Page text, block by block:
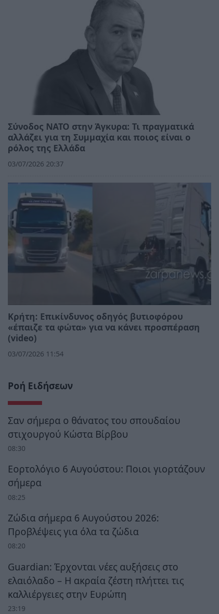
Σύνοδος ΝΑΤΟ στην Άγκυρα: Τι πραγματικά
αλλάζει για τη Συμμαχία και ποιος είναι ο
ρόλος της Ελλάδα
03/07/2026 20:37
Κρήτη: Επικίνδυνος οδηγός βυτιοφόρου
«έπαιζε τα φώτα» για να κάνει προσπέραση
(video)
03/07/2026 11:54
Ροή Ειδήσεων
Σαν σήμερα ο θάνατος του σπουδαίου
στιχουργού Κώστα Βίρβου
08:30
Εορτολόγιο 6 Αυγούστου: Ποιοι γιορτάζουν
σήμερα
08:25
Ζώδια σήμερα 6 Αυγούστου 2026:
Προβλέψεις για όλα τα ζώδια
08:20
Guardian: Έρχονται νέες αυξήσεις στο
ελαιόλαδο – Η ακραία ζέστη πλήττει τις
καλλιέργειες στην Ευρώπη
23:19